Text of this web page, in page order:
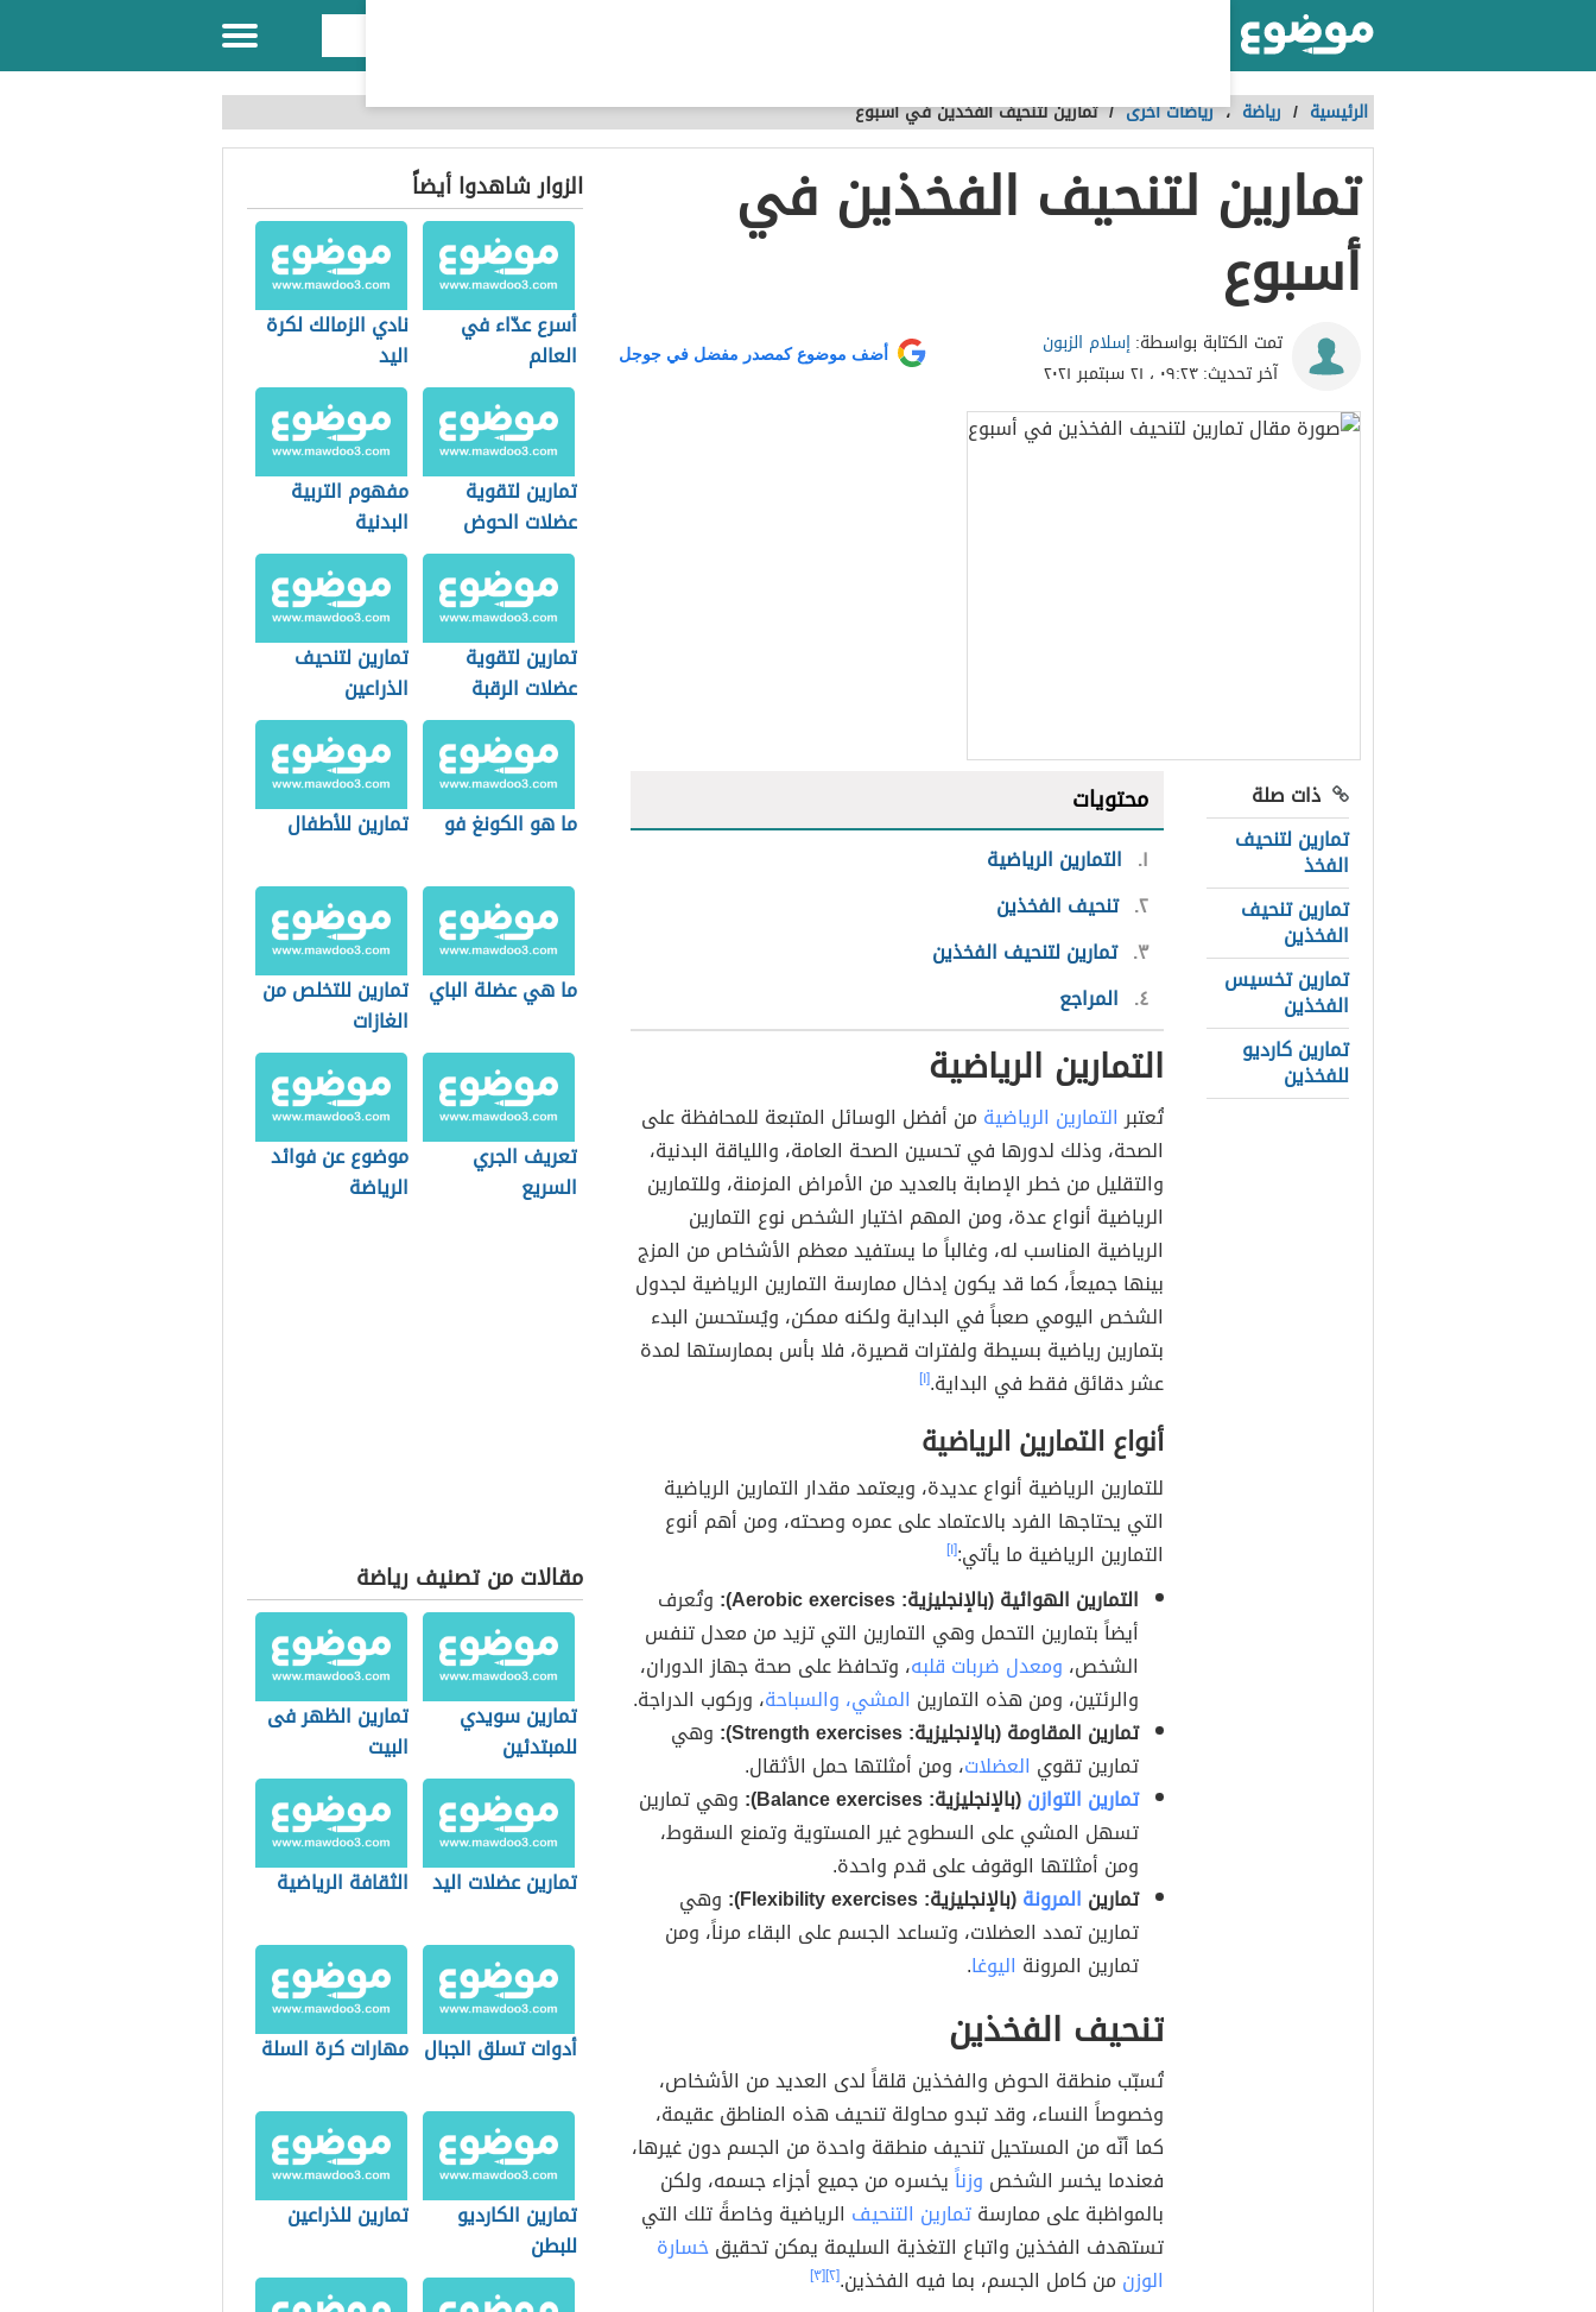
الرئيسية / رياضة ،رياضات أخرى /تمارين لتنحيف الفخذين في أسبوع
تمارين لتنحيف الفخذين في
أسبوع
تمت الكتابة بواسطة:إسلام الزبون
آخر تحديث:٠٩:٢٣ ، ٢١ سبتمبر ٢٠٢١
أضف موضوع كمصدر مفضل في جوجل
ذات صلة
تمارين لتنحيف
الفخذ
تمارين تنحيف
الفخذين
تمارين تخسيس
الفخذين
تمارين كارديو
للفخذين
محتويات
١ التمارين الرياضية
٢ تنحيف الفخذين
٣ تمارين لتنحيف الفخذين
٤ المراجع
التمارين الرياضية
تُعتبرالتمارين الرياضية من أفضل الوسائل المتبعة للمحافظة على
الصحة، وذلك لدورها في تحسين الصحة العامة، واللياقة البدنية،
والتقليل من خطر الإصابة بالعديد من الأمراض المزمنة، وللتمارين
الرياضية أنواع عدة، ومن المهم اختيار الشخص نوع التمارين
الرياضية المناسب له، وغالباً ما يستفيد معظم الأشخاص من المزج
بينها جميعاً، كما قد يكون إدخال ممارسة التمارين الرياضية لجدول
الشخص اليومي صعباً في البداية ولكنه ممكن، ويُستحسن البدء
بتمارين رياضية بسيطة ولفترات قصيرة، فلا بأس بممارستها لمدة
عشر دقائق فقط في البداية.[١]
أنواع التمارين الرياضية
للتمارين الرياضية أنواع عديدة، ويعتمد مقدار التمارين الرياضية
التي يحتاجها الفرد بالاعتماد على عمره وصحته، ومن أهم أنوع
التمارين الرياضية ما يأتي:[١]
التمارين الهوائية (بالإنجليزية: Aerobic exercises):
وتُعرف
أيضاً بتمارين التحمل وهي التمارين التي تزيد من معدل تنفس
الشخص، ومعدل ضربات قلبه، وتحافظ على صحة جهاز الدوران،
والرئتين، ومن هذه التمارين المشي، والسباحة، وركوب الدراجة.
تمارين المقاومة (بالإنجليزية: Strength exercises):
وهي
تمارين تقوي العضلات، ومن أمثلتها حمل الأثقال.
تمارين التوازن(بالإنجليزية: Balance exercises):
وهي تمارين
تسهل المشي على السطوح غير المستوية وتمنع السقوط،
ومن أمثلتها الوقوف على قدم واحدة.
تمارين المرونة(بالإنجليزية: Flexibility exercises):
وهي
تمارين تمدد العضلات، وتساعد الجسم على البقاء مرناً، ومن
تمارين المرونة اليوغا.
تنحيف الفخذين
تُسبّب منطقة الحوض والفخذين قلقاً لدى العديد من الأشخاص،
وخصوصاً النساء، وقد تبدو محاولة تنحيف هذه المناطق عقيمة،
كما أنّه من المستحيل تنحيف منطقة واحدة من الجسم دون غيرها،
فعندما يخسر الشخص وزناًيخسره من جميع أجزاء جسمه، ولكن
بالمواظبة على ممارسةتمارين التنحيف الرياضية وخاصةً تلك التي
تستهدف الفخذين واتباع التغذية السليمة يمكن تحقيقخسارة
الوزن من كامل الجسم، بما فيه الفخذين.[٢] [٣]
الزوار شاهدوا أيضاً
أسرع عدّاء في
العالم
نادي الزمالك لكرة
اليد
تمارين لتقوية
عضلات الحوض
مفهوم التربية
البدنية
تمارين لتقوية
عضلات الرقبة
تمارين لتنحيف
الذراعين
ما هو الكونغ فو تمارين للأطفال
ما هي عضلة الباي تمارين للتخلص من
الغازات
تعريف الجري
السريع
موضوع عن فوائد
الرياضة
مقالات من تصنيف رياضة
تمارين سويدي
للمبتدئين
تمارين الظهر فى
البيت
تمارين عضلات اليد الثقافة الرياضية
أدوات تسلق الجبال مهارات كرة السلة
تمارين الكارديو
للبطن
تمارين للذراعين